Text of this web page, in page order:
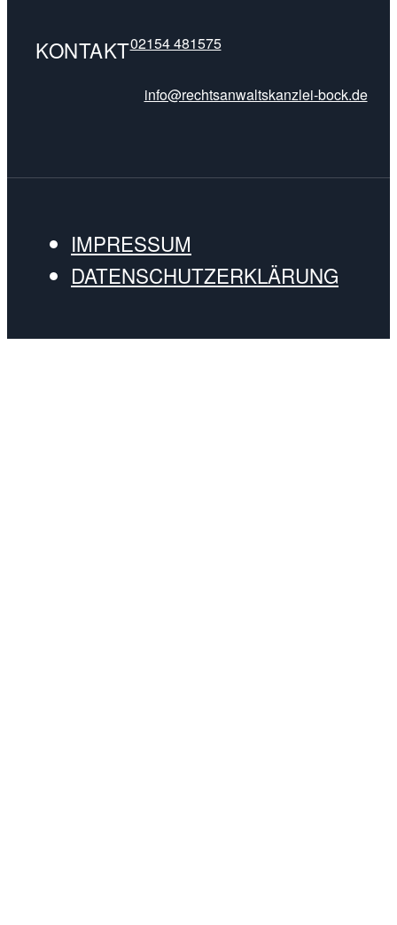
KONTAKT02154 481575
info@rechtsanwaltskanzlei-bock.de
IMPRESSUM
DATENSCHUTZERKLÄRUNG